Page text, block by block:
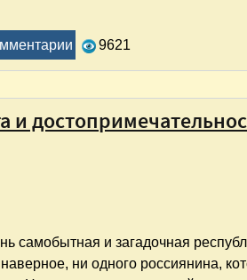
Грозного и Аргуна
9621
и
самобытная и загадочная
ни одного россиянина,